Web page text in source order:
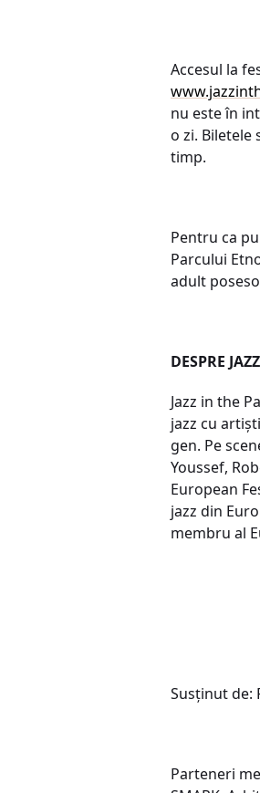
Accesul la
nu este în
o zi. Biletele
timp.
Pentru ca
Parcului
adult
DESPRE
Jazz in the
jazz cu
gen. Pe
Youssef,
European
jazz din
membru al
Susținut de:
Parteneri